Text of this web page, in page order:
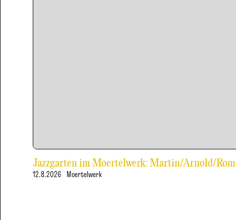
Jazzgarten im Moertelwerk: Martin/Arnold/Rom
12.8.2026 Moertelwerk